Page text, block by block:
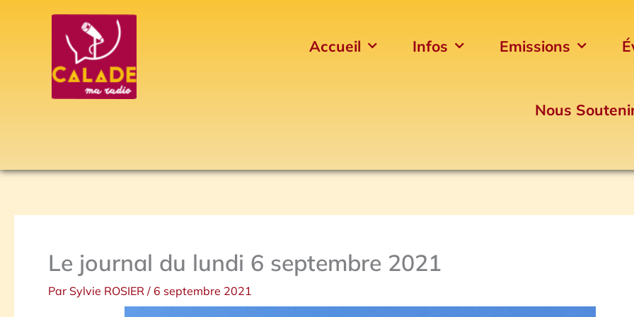
Accueil Infos Emissions
Nous
Le journal du lundi 6 septembre 2021
Par Sylvie ROSIER / 6 septembre 2021